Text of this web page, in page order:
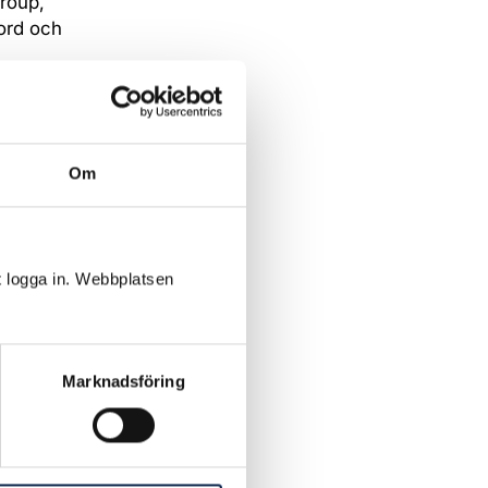
Om
in. Webbplatsen
Marknadsföring
och
vd